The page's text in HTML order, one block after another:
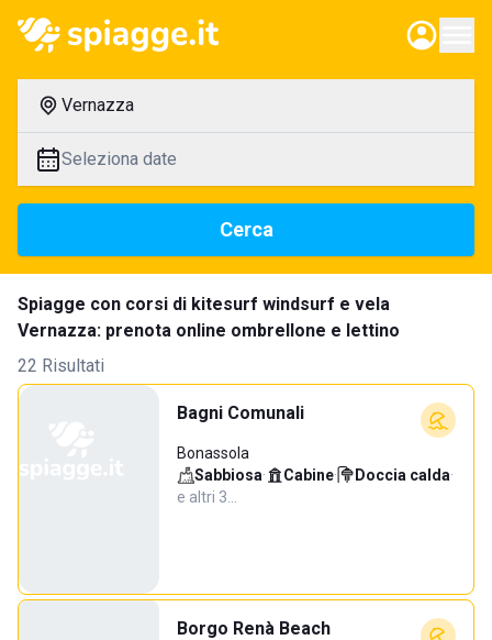
Vernazza
Seleziona date
Cerca
Spiagge con corsi di kitesurf windsurf e vela
Vernazza: prenota online ombrellone e lettino
22 Risultati
Bagni Comunali
Bonassola
Sabbiosa· Cabine· Doccia calda·
e altri 3…
Borgo Renà Beach